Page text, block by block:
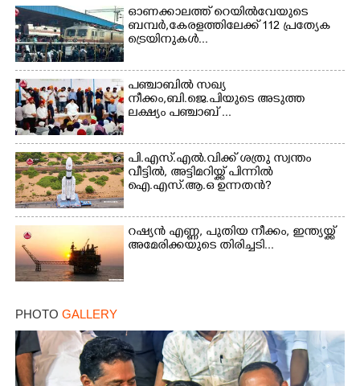
ഓണക്കാലത്ത് റെയിൽവേയുടെ
ബമ്പർ,കേരളത്തിലേക്ക് 112 പ്രത്യേക
ട്രെയിനുകൾ...
പഞ്ചാബില്‍ സഖ്യ
നീക്കം,ബി.ജെ.പിയുടെ അടുത്ത
ലക്ഷ്യം പഞ്ചാബ് ...
പി.എസ്.എൽ.വിക്ക് ശത്രു സ്വന്തം
വീട്ടിൽ, അട്ടിമറിയ്ക്ക് പിന്നിൽ
ഐ.എസ്.ആ.ഒ ഉന്നതൻ?
റഷ്യൻ എണ്ണ, പുതിയ നീക്കം, ഇന്ത്യയ്ക്ക്
അമേരിക്കയുടെ തിരിച്ചടി...
PHOTO GALLERY
×
Share this link
Copy Link